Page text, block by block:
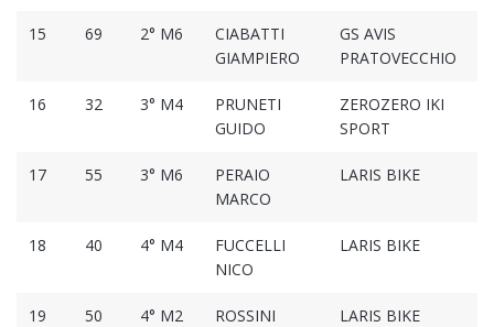
15 69 2° M6
CIABATTI
GIAMPIERO
GS AVIS
PRATOVECCHIO
16 32 3° M4
PRUNETI
GUIDO
ZEROZERO IKI
SPORT
17 55 3° M6
PERAIO
MARCO
LARIS BIKE
18 40 4° M4
FUCCELLI
NICO
LARIS BIKE
19 50 4° M2
ROSSINI
LARIS BIKE